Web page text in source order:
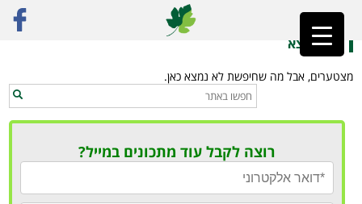
ראשי»מסעדה ביתית
לא נמצא
מצטערים, אבל מה שחיפשת לא נמצא כאן.
רוצה לקבל עוד מתכונים במייל?